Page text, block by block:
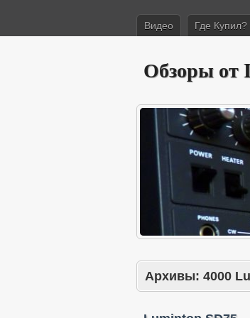
Видео Где Купил?
Обзоры от
Архивы: 4000